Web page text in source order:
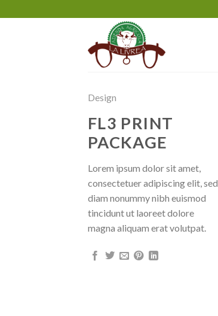
ai
Design
FL3 PRINT
PACKAGE
Lorem ipsum dolor sit amet,
consectetuer adipiscing elit, sed
diam nonummy nibh euismod
tincidunt ut laoreet dolore
magna aliquam erat volutpat.